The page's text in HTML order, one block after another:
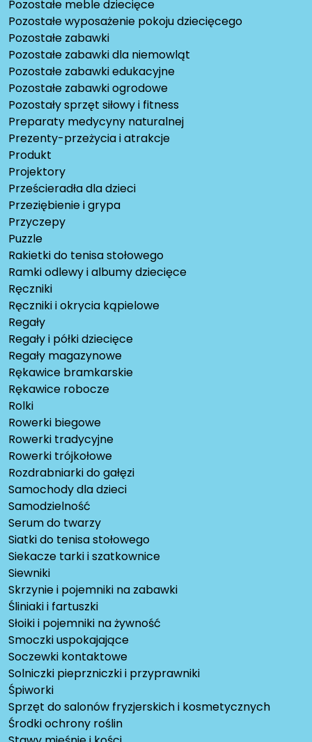
Pozostałe meble dziecięce
Pozostałe wyposażenie pokoju dziecięcego
Pozostałe zabawki
Pozostałe zabawki dla niemowląt
Pozostałe zabawki edukacyjne
Pozostałe zabawki ogrodowe
Pozostały sprzęt siłowy i fitness
Preparaty medycyny naturalnej
Prezenty-przeżycia i atrakcje
Produkt
Projektory
Prześcieradła dla dzieci
Przeziębienie i grypa
Przyczepy
Puzzle
Rakietki do tenisa stołowego
Ramki odlewy i albumy dziecięce
Ręczniki
Ręczniki i okrycia kąpielowe
Regały
Regały i półki dziecięce
Regały magazynowe
Rękawice bramkarskie
Rękawice robocze
Rolki
Rowerki biegowe
Rowerki tradycyjne
Rowerki trójkołowe
Rozdrabniarki do gałęzi
Samochody dla dzieci
Samodzielność
Serum do twarzy
Siatki do tenisa stołowego
Siekacze tarki i szatkownice
Siewniki
Skrzynie i pojemniki na zabawki
Śliniaki i fartuszki
Słoiki i pojemniki na żywność
Smoczki uspokajające
Soczewki kontaktowe
Solniczki pieprzniczki i przyprawniki
Śpiworki
Sprzęt do salonów fryzjerskich i kosmetycznych
Środki ochrony roślin